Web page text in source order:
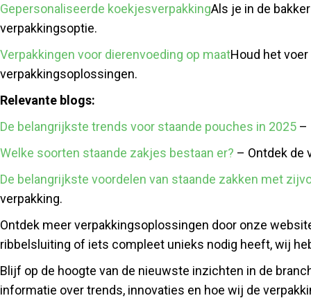
Gepersonaliseerde koekjesverpakkingAls je in de
verpakkingsoptie.
Verpakkingen voor dierenvoeding op maatHoud het
verpakkingsoplossingen.
Relevante blogs:
De belangrijkste trends voor staande pouches in 2025 –
Welke soorten staande zakjes bestaan ​​er? – Ontdek de
De belangrijkste voordelen van staande zakken met
verpakking.
Ontdek meer verpakkingsoplossingen door onze
ribbelsluiting of iets compleet unieks nodig heeft, wij
Blijf op de hoogte van de nieuwste inzichten in de
informatie over trends, innovaties en hoe wij de